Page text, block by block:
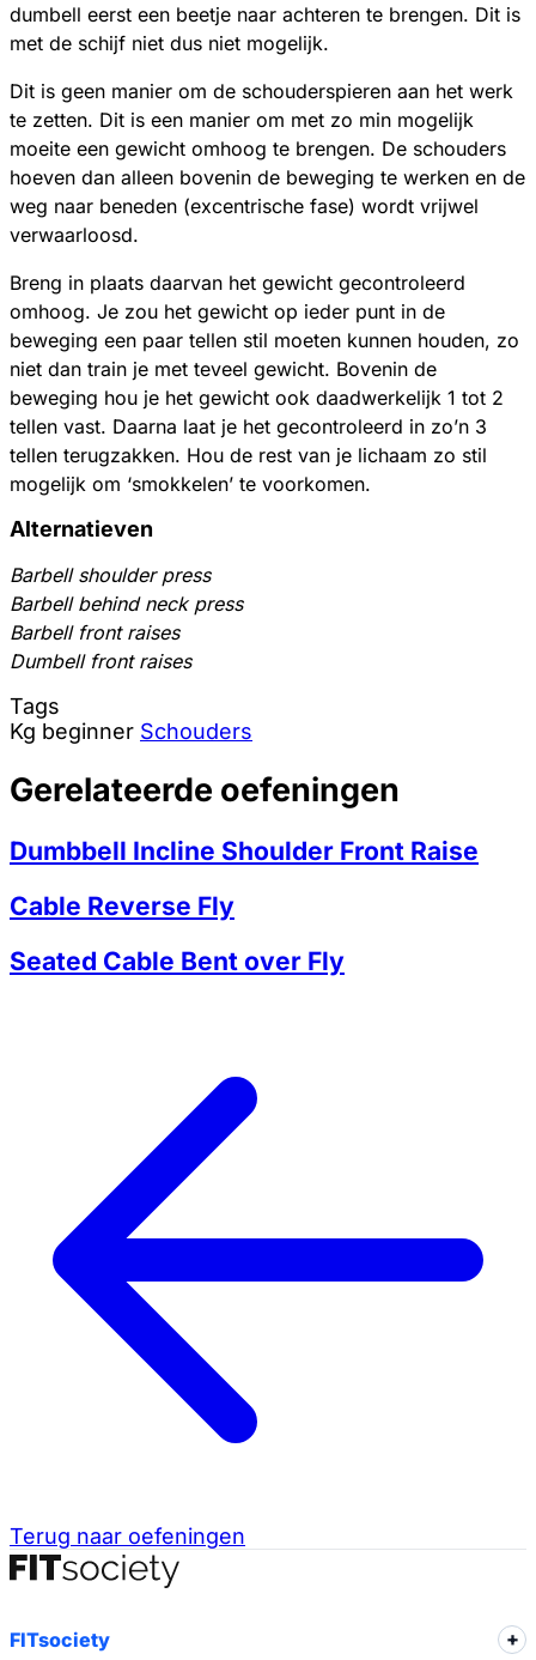
dumbell eerst een beetje naar achteren te brengen. Dit is
met de schijf niet dus niet mogelijk.
Dit is geen manier om de schouderspieren aan het werk
te zetten. Dit is een manier om met zo min mogelijk
moeite een gewicht omhoog te brengen. De schouders
hoeven dan alleen bovenin de beweging te werken en de
weg naar beneden (excentrische fase) wordt vrijwel
verwaarloosd.
Breng in plaats daarvan het gewicht gecontroleerd
omhoog. Je zou het gewicht op ieder punt in de
beweging een paar tellen stil moeten kunnen houden, zo
niet dan train je met teveel gewicht. Bovenin de
beweging hou je het gewicht ook daadwerkelijk 1 tot 2
tellen vast. Daarna laat je het gecontroleerd in zo’n 3
tellen terugzakken. Hou de rest van je lichaam zo stil
mogelijk om ‘smokkelen’ te voorkomen.
Alternatieven
Barbell shoulder press
Barbell behind neck press
Barbell front raises
Dumbell front raises
Tags
Kg beginner Schouders
Gerelateerde oefeningen
Dumbbell Incline Shoulder Front Raise
Cable Reverse Fly
Seated Cable Bent over Fly
Terug naar oefeningen
FITsociety